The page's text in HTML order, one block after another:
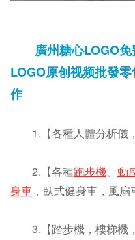
廣州糖心LOGO免
LOGO原创视频批發
作
1.【各種人體分析儀，
2.【各種跑步機、 動
身車 ，臥式健身車，風扇
3.【踏步機，樓梯機